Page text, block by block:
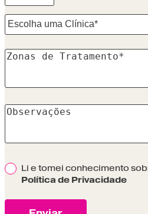
Li e tomei conhecimento
Política de Privacidade